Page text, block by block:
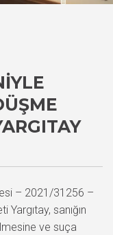
– 2021/31256 –
Yargıtay, sanığın
ve suça